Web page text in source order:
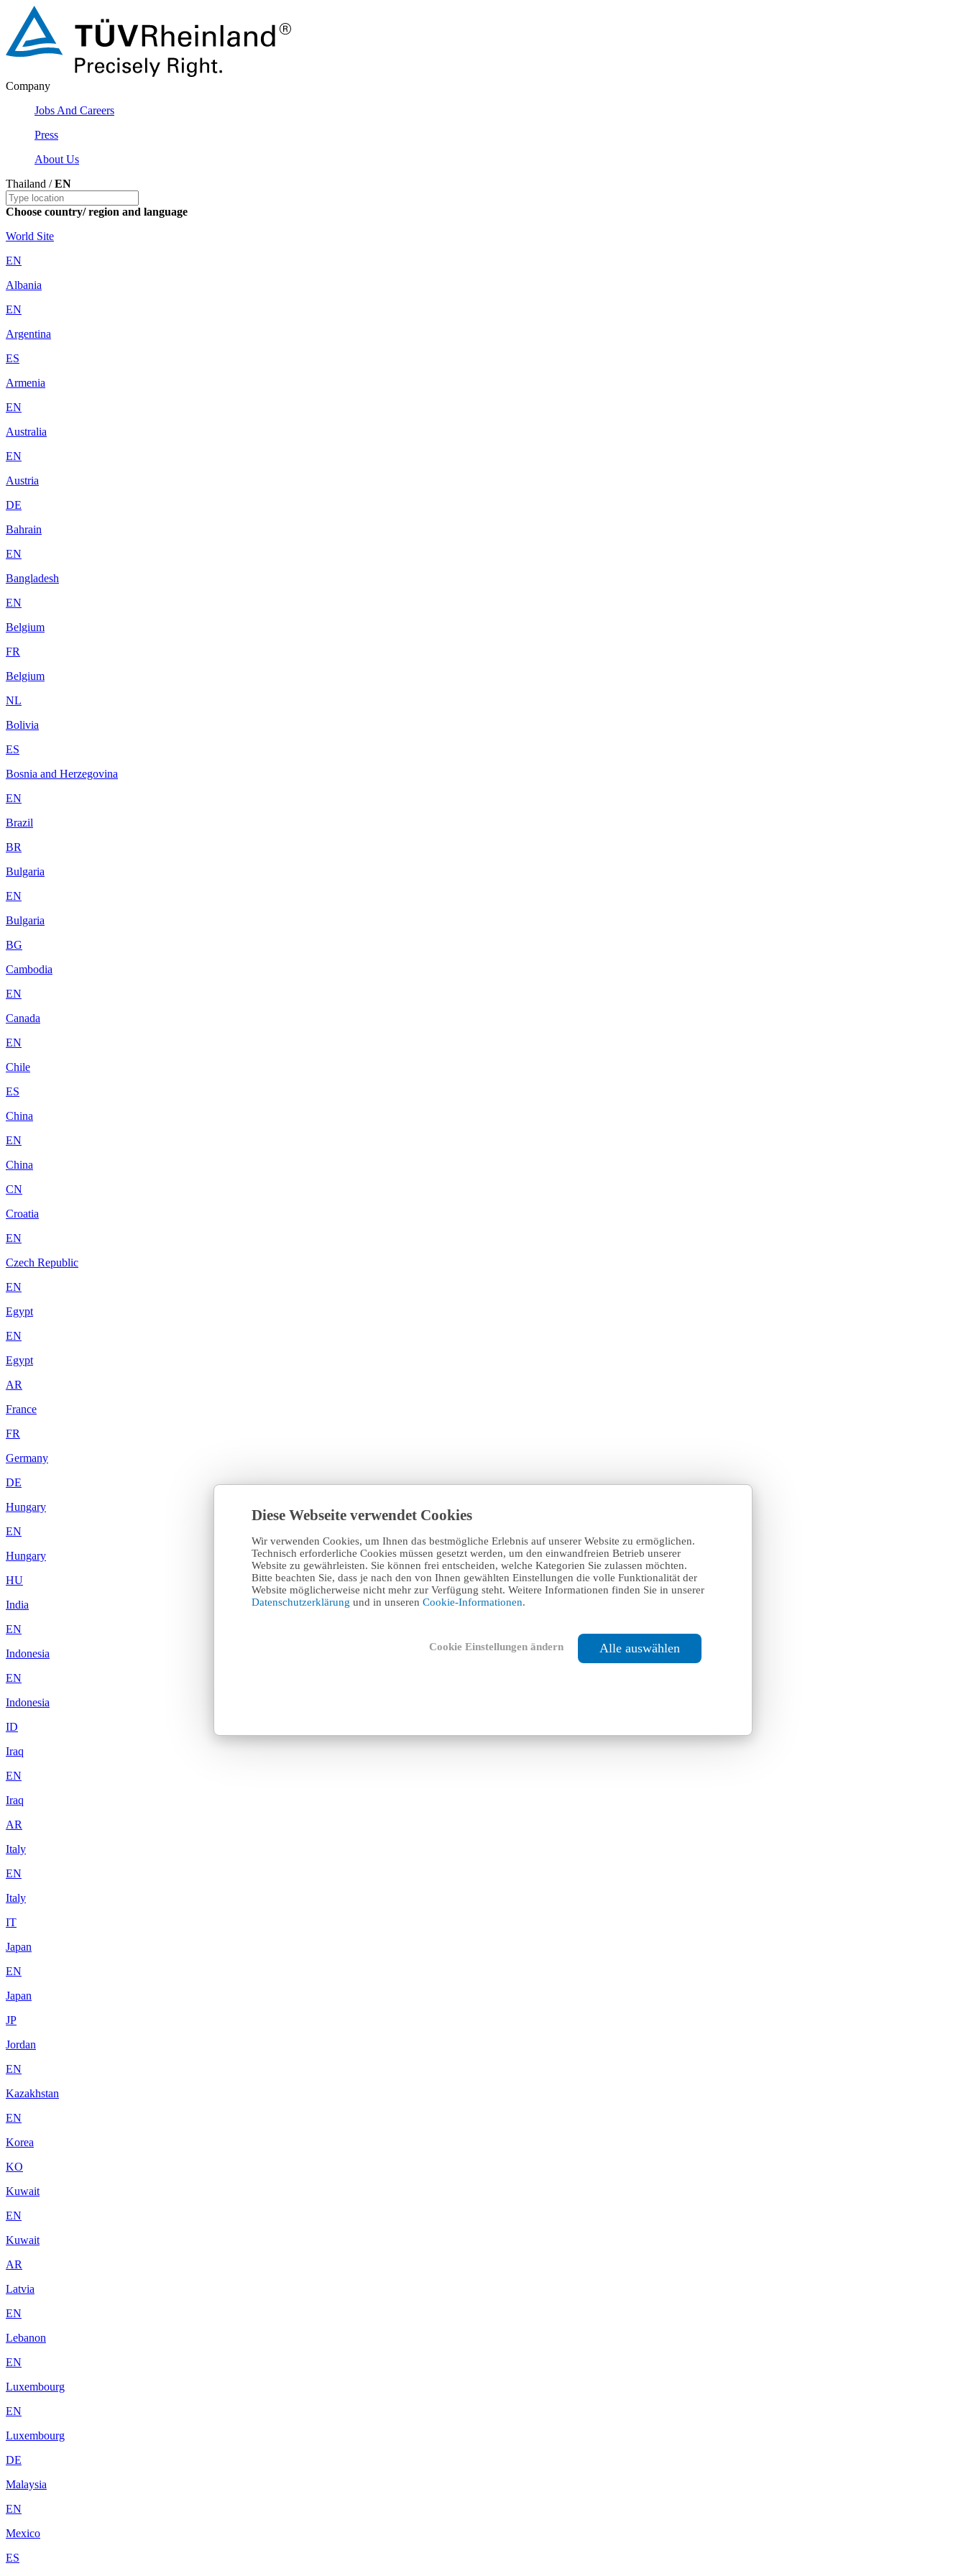
Diese Webseite verwendet Cookies
Wir verwenden Cookies, um Ihnen das bestmögliche Erlebnis auf unserer Website zu ermöglichen.
Technisch erforderliche Cookies müssen gesetzt werden, um den einwandfreien Betrieb unserer
Website zu gewährleisten. Sie können frei entscheiden, welche Kategorien Sie zulassen möchten.
Bitte beachten Sie, dass je nach den von Ihnen gewählten Einstellungen die volle Funktionalität der
Website möglicherweise nicht mehr zur Verfügung steht. Weitere Informationen finden Sie in unserer
Datenschutzerklärung und in unseren Cookie-Informationen.
Cookie Einstellungen ändern Alle auswählen
Company
Jobs And Careers
Press
About Us
Thailand /EN
Choose country/ region and language
World Site
EN
Albania
EN
Argentina
ES
Armenia
EN
Australia
EN
Austria
DE
Bahrain
EN
Bangladesh
EN
Belgium
FR
Belgium
NL
Bolivia
ES
Bosnia and Herzegovina
EN
Brazil
BR
Bulgaria
EN
Bulgaria
BG
Cambodia
EN
Canada
EN
Chile
ES
China
EN
China
CN
Croatia
EN
Czech Republic
EN
Egypt
EN
Egypt
AR
France
FR
Germany
DE
Hungary
EN
Hungary
HU
India
EN
Indonesia
EN
Indonesia
ID
Iraq
EN
Iraq
AR
Italy
EN
Italy
IT
Japan
EN
Japan
JP
Jordan
EN
Kazakhstan
EN
Korea
KO
Kuwait
EN
Kuwait
AR
Latvia
EN
Lebanon
EN
Luxembourg
EN
Luxembourg
DE
Malaysia
EN
Mexico
ES